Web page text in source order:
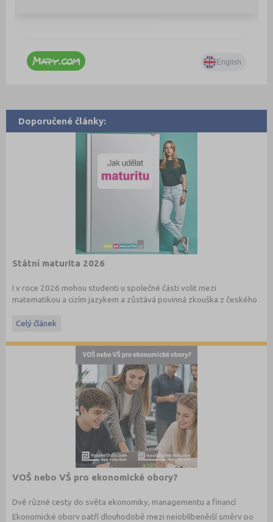
Doporučené články:
Státní maturita 2026
I v roce 2026 mohou studenti u společné části volit mezi
matematikou a cizím jazykem a zůstává povinná zkouška z českého
informacemi.
Celý článek
VOŠ nebo VŠ pro ekonomické obory?
Dvě různé cesty do světa ekonomiky, managementu a financí
Ekonomické obory patří dlouhodobě mezi nejoblíbenější směry po